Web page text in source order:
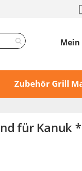
Zubehör Grill
für Kanuk